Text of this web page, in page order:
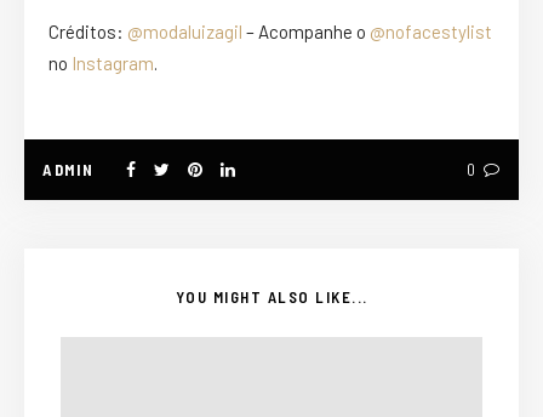
Créditos: @modaluizagil – Acompanhe o @nofacestylist
no Instagram
ADMIN 0
YOU MIGHT ALSO LIKE...